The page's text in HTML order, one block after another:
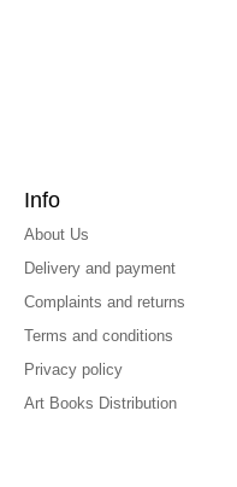
Info
About Us
Delivery and payment
Complaints and returns
Terms and conditions
Privacy policy
Art Books Distribution